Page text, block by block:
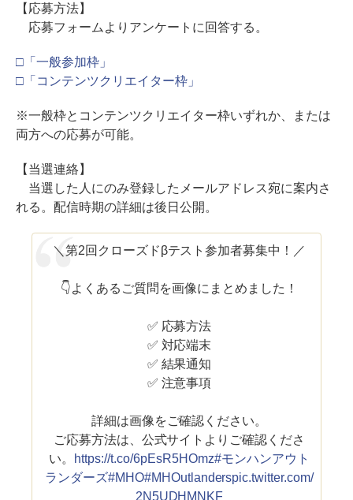
【応募方法】
応募フォームよりアンケートに回答する。
□「一般参加枠」
□「コンテンツクリエイター枠」
※一般枠とコンテンツクリエイター枠いずれか、または
両方への応募が可能。
【当選連絡】
当選した人にのみ登録したメールアドレス宛に案内さ
れる。配信時期の詳細は後日公開。
＼第2回クローズドβテスト参加者募集中！／
👇よくあるご質問を画像にまとめました！
✅ 応募方法
✅ 対応端末
✅ 結果通知
✅ 注意事項
詳細は画像をご確認ください。
ご応募方法は、公式サイトよりご確認くださ
い。
https://t.co/6pEsR5HOmz#モンハンアウト
ランダーズ#MHO#MHOutlanderspic.twitter.com/
2N5UDHMNKF